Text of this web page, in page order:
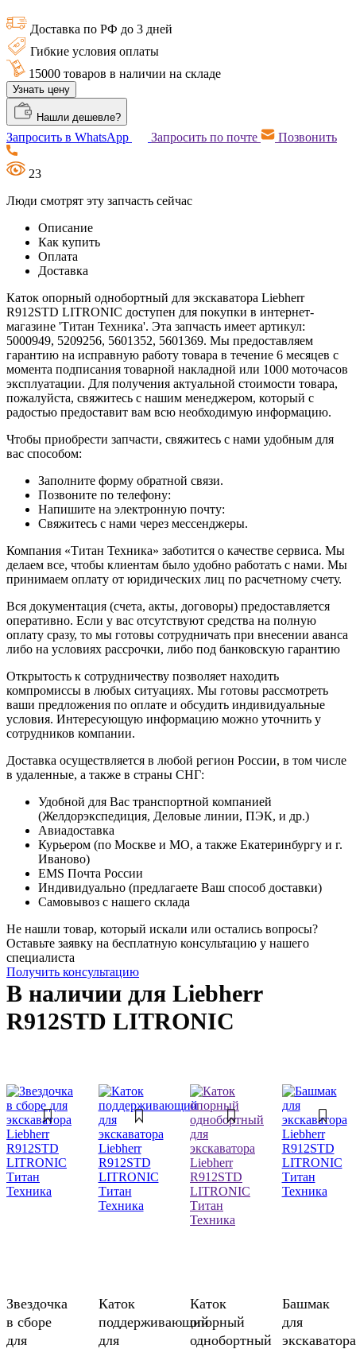
Доставка по РФ до 3 дней
Гибкие условия оплаты
15000 товаров в наличии на складе
Узнать цену
Нашли дешевле?
Запросить в WhatsApp Запросить по почте Позвонить
23
Люди смотрят эту запчасть сейчас
Описание
Как купить
Оплата
Доставка
Каток опорный однобортный для экскаватора Liebherr
R912STD LITRONIC доступен для покупки в интернет-
магазине 'Титан Техника'. Эта запчасть имеет артикул:
5000949, 5209256, 5601352, 5601369. Мы предоставляем
гарантию на исправную работу товара в течение 6 месяцев с
момента подписания товарной накладной или 1000 моточасов
эксплуатации. Для получения актуальной стоимости товара,
пожалуйста, свяжитесь с нашим менеджером, который с
радостью предоставит вам всю необходимую информацию.
Чтобы приобрести запчасти, свяжитесь с нами удобным для
вас способом:
Заполните форму обратной связи.
Позвоните по телефону:
Напишите на электронную почту:
Свяжитесь с нами через мессенджеры.
Компания «Титан Техника» заботится о качестве сервиса. Мы
делаем все, чтобы клиентам было удобно работать с нами. Мы
принимаем оплату от юридических лиц по расчетному счету.
Вся документация (счета, акты, договоры) предоставляется
оперативно. Если у вас отсутствуют средства на полную
оплату сразу, то мы готовы сотрудничать при внесении аванса
либо на условиях рассрочки, либо под банковскую гарантию
Открытость к сотрудничеству позволяет находить
компромиссы в любых ситуациях. Мы готовы рассмотреть
ваши предложения по оплате и обсудить индивидуальные
условия. Интересующую информацию можно уточнить у
сотрудников компании.
Доставка осуществляется в любой регион России, в том числе
в удаленные, а также в страны СНГ:
Удобной для Вас транспортной компанией
(Желдорэкспедиция, Деловые линии, ПЭК, и др.)
Авиадоставка
Курьером (по Москве и МО, а также Екатеринбургу и г.
Иваново)
EMS Почта России
Индивидуально (предлагаете Ваш способ доставки)
Самовывоз с нашего склада
Не нашли товар, который искали или остались вопросы?
Оставьте заявку на бесплатную консультацию у нашего
специалиста
Получить консультацию
В наличии для Liebherr
R912STD LITRONIC
Звездочка
в сборе
для
Каток
поддерживающий
для
Каток
опорный
однобортный
Башмак
для
экскаватора